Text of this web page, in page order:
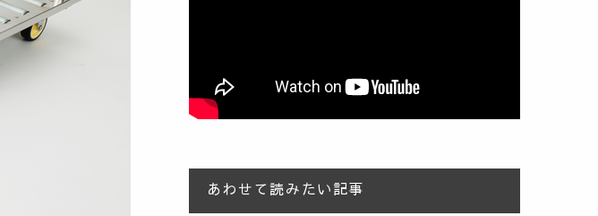
あわせて読みたい記事